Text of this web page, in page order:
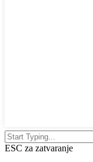
ESC za zatvaranje